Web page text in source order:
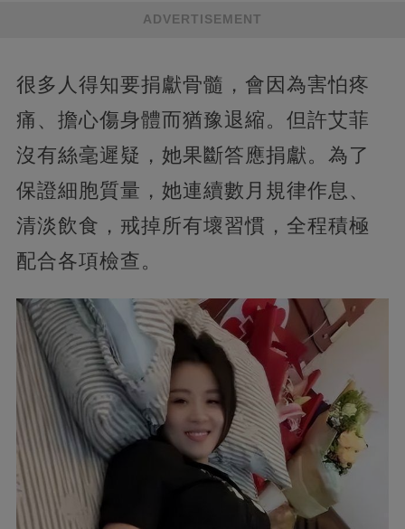
ADVERTISEMENT
很多人得知要捐獻骨髓，會因為害怕疼
痛、擔心傷身體而猶豫退縮。但許艾菲
沒有絲毫遲疑，她果斷答應捐獻。為了
保證細胞質量，她連續數月規律作息、
清淡飲食，戒掉所有壞習慣，全程積極
配合各項檢查。